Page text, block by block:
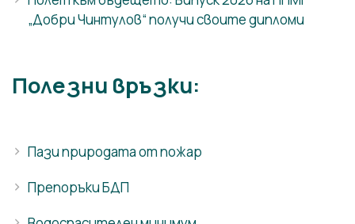
„Добри Чинтулов“ получи своите дипломи
Полезни връзки:
Пази природата от пожар
Препоръки БДП